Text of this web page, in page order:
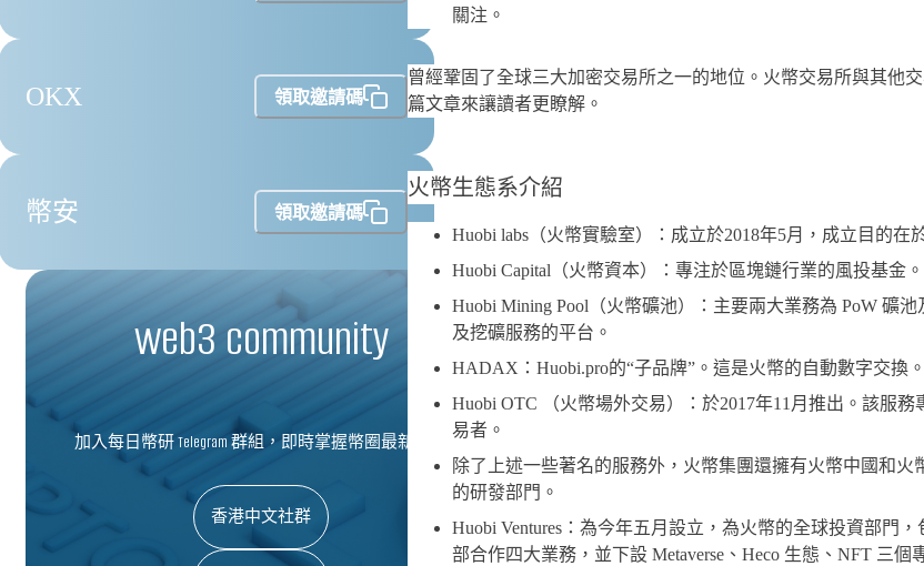
OKX 領取邀請碼
幣安 領取邀請碼
web3 community
加入每日幣研 Telegram 群組，即時掌握幣圈最新資訊
香港中文社群
關注。
曾經鞏固了全球三大加密交易所之一的地位。火幣交易所與其他
篇文章來讓讀者更瞭解。
火幣生態系介紹
Huobi labs（火幣實驗室）：成立於2018年5月，成立目的在
Huobi Capital（火幣資本）：專注於區塊鏈行業的風投基金。
Huobi Mining Pool（火幣礦池）：主要兩大業務為 PoW 礦
及挖礦服務的平台。
HADAX：Huobi.pro的“子品牌”。這是火幣的自動數字交換
Huobi OTC （火幣場外交易）：於2017年11月推出。該服
易者。
除了上述一些著名的服務外，火幣集團還擁有火幣中國和
的研發部門。
Huobi Ventures：為今年五月設立，為火幣的全球投資部門
部合作四大業務，並下設 Metaverse、Heco 生態、NFT 三個